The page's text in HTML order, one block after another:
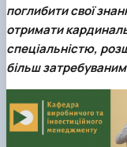
поглибити свої
отримати
спеціальністю,
більш